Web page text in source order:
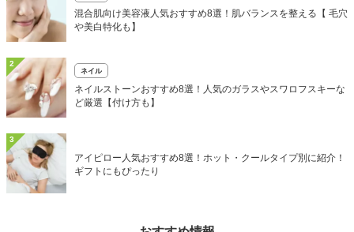
混合肌向け美容液人気おすすめ8選！肌バランスを整える【 毛穴
や美白特化も】
2
ネイル
ネイルストーンおすすめ8選！人気のガラスやスワロフスキーな
ど厳選【付け方も】
3
アイピロー人気おすすめ8選！ホット・クールタイプ別に紹介！
ギフトにもぴったり